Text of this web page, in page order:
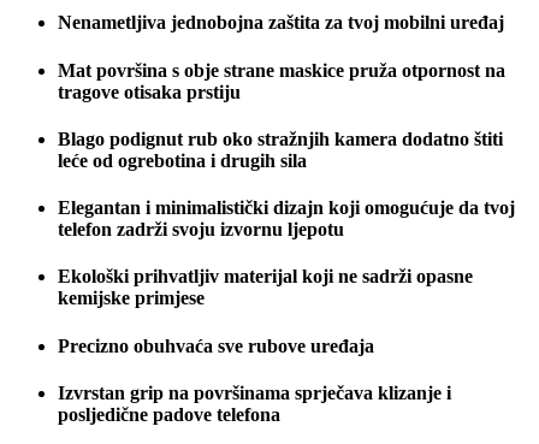
Nenametljiva jednobojna zaštita za tvoj mobilni uređaj
Mat površina s obje strane maskice pruža otpornost na
tragove otisaka prstiju
Blago podignut rub oko stražnjih kamera dodatno štiti
leće od ogrebotina i drugih sila
Elegantan i minimalistički dizajn koji omogućuje da tvoj
telefon zadrži svoju izvornu ljepotu
Ekološki prihvatljiv materijal koji ne sadrži opasne
kemijske primjese
Precizno obuhvaća sve rubove uređaja
Izvrstan grip na površinama sprječava klizanje i
posljedične padove telefona